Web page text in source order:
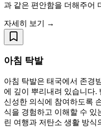
과 같은 편안함을 더해주어
자세히 보기 →
아침 탁발
아침 탁발은 태국에서 존경
에 깊이 뿌리내려 있습니다.
신성한 의식에 참여하도록
식을 경험하고 이해할 수 있
린 여행과 저탄소 생활 방식